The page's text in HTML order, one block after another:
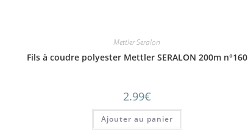
Mettler Seralon
Fils à coudre polyester Mettler SERALON 200m n°160
2.99€
Ajouter au panier